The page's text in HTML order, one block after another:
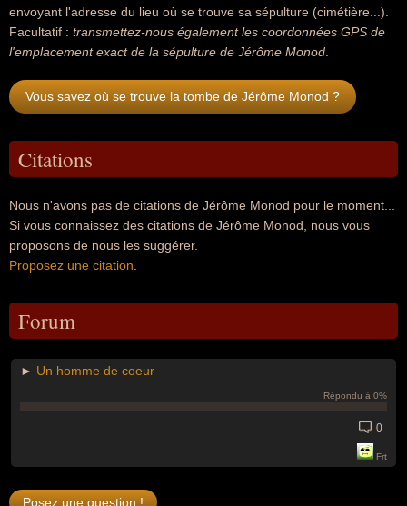
envoyant l'adresse du lieu où se trouve sa sépulture (cimétière...).
Facultatif : transmettez-nous également les coordonnées GPS de
l'emplacement exact de la sépulture de Jérôme Monod
Vous savez où se trouve la tombe de Jérôme Monod ?
Citations
Nous n'avons pas de citations de Jérôme Monod pour le moment...
Si vous connaissez des citations de Jérôme Monod, nous vous
proposons de nous les suggérer.
Proposez une citation
Forum
► Un homme de coeur
Répondu à 0%
0
Frt